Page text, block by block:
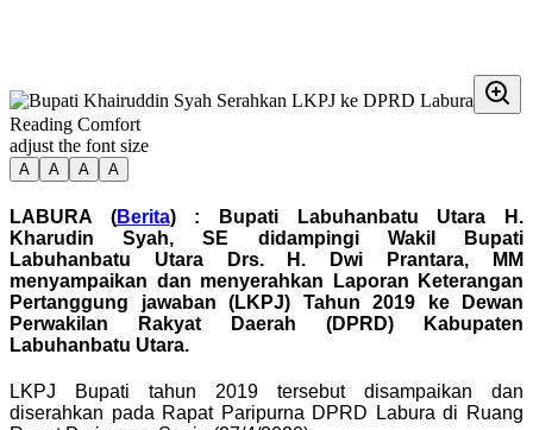
Reading Comfort
adjust the font size
A A A A
LABURA (Berita) : Bupati Labuhanbatu Utara H.
Kharudin Syah, SE didampingi Wakil Bupati
Labuhanbatu Utara Drs. H. Dwi Prantara, MM
menyampaikan dan menyerahkan Laporan Keterangan
Pertanggung jawaban (LKPJ) Tahun 2019 ke Dewan
Perwakilan Rakyat Daerah (DPRD) Kabupaten
Labuhanbatu Utara.
LKPJ Bupati tahun 2019 tersebut disampaikan dan
diserahkan pada Rapat Paripurna DPRD Labura di Ruang